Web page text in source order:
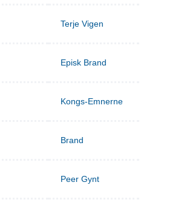
Terje Vigen
Episk Brand
Kongs-Emnerne
Brand
Peer Gynt